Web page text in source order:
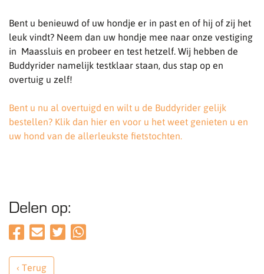
Bent u benieuwd of uw hondje er in past en of hij of zij het
leuk vindt? Neem dan uw hondje mee naar onze vestiging
in Maassluis en probeer en test hetzelf. Wij hebben de
Buddyrider namelijk testklaar staan, dus stap op en
overtuig u zelf!
Bent u nu al overtuigd en wilt u de Buddyrider gelijk
bestellen? Klik dan hier en voor u het weet genieten u en
uw hond van de allerleukste fietstochten.
Delen op:
‹ Terug